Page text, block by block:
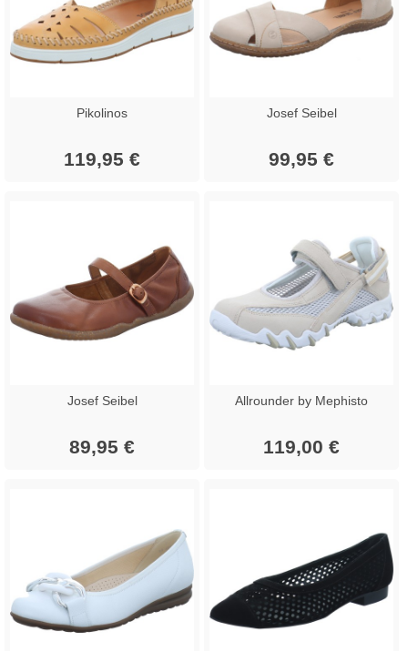
Pikolinos
119,95 €
Josef Seibel
99,95 €
Josef Seibel
89,95 €
Allrounder by Mephisto
119,00 €